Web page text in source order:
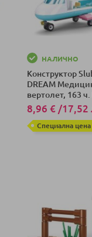
НАЛИЧНО
Конструктор
DREAM
вертолет, 163
8,96 € /17,52
Специална цена